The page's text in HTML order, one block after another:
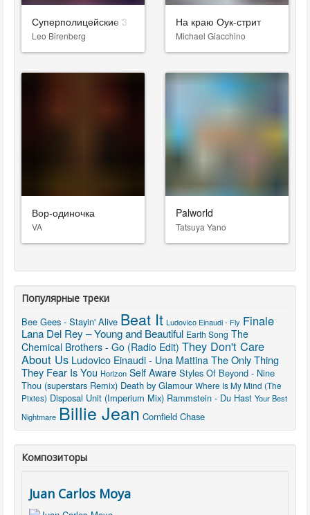
Суперполицейские 3
Leo Birenberg
На краю Оук-стрит
Michael Giacchino
Вор-одиночка
VA
Palworld
Tatsuya Yano
Популярные треки
Bee Gees - Stayin' Alive Beat It Ludovico Einaudi - Fly Finale
Lana Del Rey – Young and Beautiful Earth Song The
Chemical Brothers - Go (Radio Edit) They Don't Care
About Us Ludovico Einaudi - Una Mattina The Only Thing
They Fear Is You Horizon Self Aware Styles Of Beyond - Nine
Thou (superstars Remix) Death by Glamour Where Is My Mind (The
Pixies) Disposal Unit (Imperium Mix) Rammstein - Du Hast Your Best
Nightmare Billie Jean Cornfield Chase
Композиторы
Juan Carlos Moya